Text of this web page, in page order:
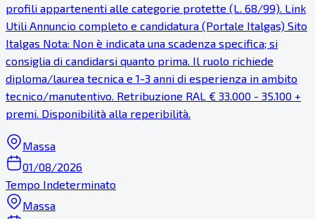
profili appartenenti alle categorie protette (L. 68/99). Link
Utili Annuncio completo e candidatura (Portale Italgas) Sito
Italgas Nota: Non è indicata una scadenza specifica; si
consiglia di candidarsi quanto prima. Il ruolo richiede
diploma/laurea tecnica e 1-3 anni di esperienza in ambito
tecnico/manutentivo. Retribuzione RAL € 33.000 - 35.100 +
premi. Disponibilità alla reperibilità.
Massa
01/08/2026
Tempo Indeterminato
Massa